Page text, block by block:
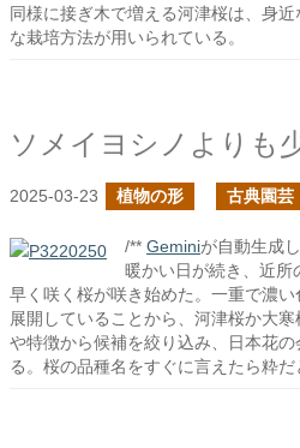
同様に接ぎ木で増える河津桜は、身
な栽培方法が用いられている。
2025-03-23 植物の形 古典園芸
/** Geminiが自動生成
暖かい日が続き、近所
早く咲く桜が咲き始めた。一重で濃
展開していることから、河津桜か大
や特徴から候補を絞り込み、日本花
る。桜の品種名をすぐに言えたら粋だ